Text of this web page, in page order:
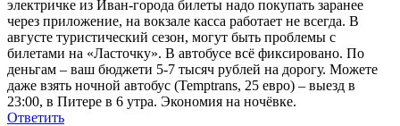
электричке из Иван-города билеты надо покупать заранее
через приложение, на вокзале касса работает не всегда. В
августе туристический сезон, могут быть проблемы с
билетами на «Ласточку». В автобусе всё фиксировано. По
деньгам – ваш бюджети 5-7 тысяч рублей на дорогу. Можете
даже взять ночной автобус (Temptrans, 25 евро) – выезд в
23:00, в Питере в 6 утра. Экономия на ночёвке.
Ответить